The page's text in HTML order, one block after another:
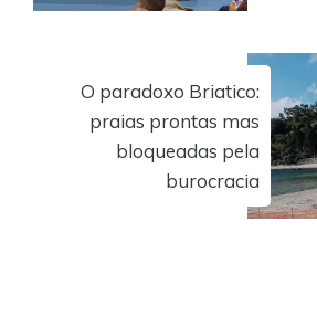
O paradoxo Briatico:
praias prontas mas
bloqueadas pela
burocracia